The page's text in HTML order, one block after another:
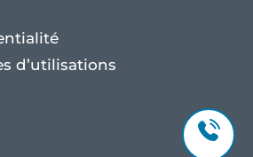
d’utilisations